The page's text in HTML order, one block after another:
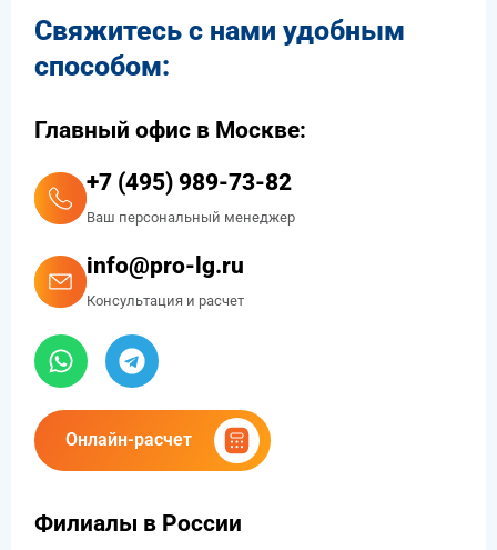
Свяжитесь с нами удобным
способом:
Главный офис в Москве:
+7 (495) 989-73-82
Ваш персональный менеджер
info@pro-lg.ru
Консультация и расчет
Онлайн-расчет
Филиалы в России